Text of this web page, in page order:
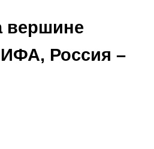
вершине
Россия –